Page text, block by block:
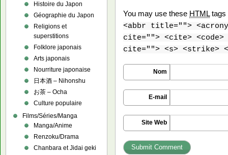
You may use these HTMLtags
<abbr title="">
cite=""> <cite> <code>
cite=""> <s> <strike>
Nom
E-mail
Site Web
Histoire du Japon
Géographie du Japon
Religions et
superstitions
Folklore japonais
Arts japonais
Nourriture japonaise
日本酒 – Nihonshu
お茶 – Ocha
Culture populaire
Films/Séries/Manga
Manga/Anime
Renzoku/Drama
Chanbara et Jidai geki